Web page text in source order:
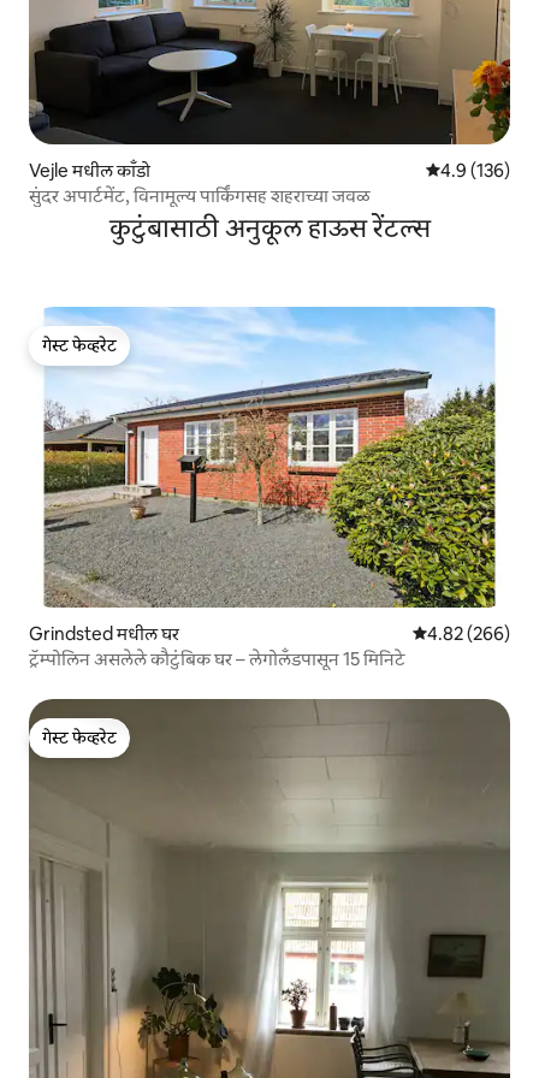
Vejle मधील काँडो 5 पैकी 4.9
4.9 (136)
सुंदर अपार्टमेंट, विनामूल्य पार्किंगसह शहराच्या जवळ
कुटुंबासाठी अनुकूल हाऊस रेंटल्स
गेस्ट फेव्हरेट
गेस्ट फेव्हरेट
Grindsted मधील घर 5 पैकी 4.82
4.82 (266)
ट्रॅम्पोलिन असलेले कौटुंबिक घर – लेगोलँडपासून 15 मिनिटे
गेस्ट फेव्हरेट
गेस्ट फेव्हरेट